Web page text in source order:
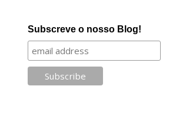
Subscreve o nosso Blog!